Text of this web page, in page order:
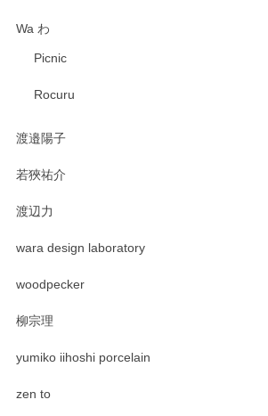
Wa わ
Picnic
Rocuru
渡邉陽子
若狹祐介
渡辺力
wara design laboratory
woodpecker
柳宗理
yumiko iihoshi porcelain
zen to